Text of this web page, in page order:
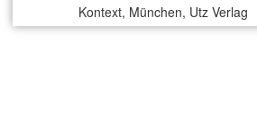
Kontext, München, Utz Verlag